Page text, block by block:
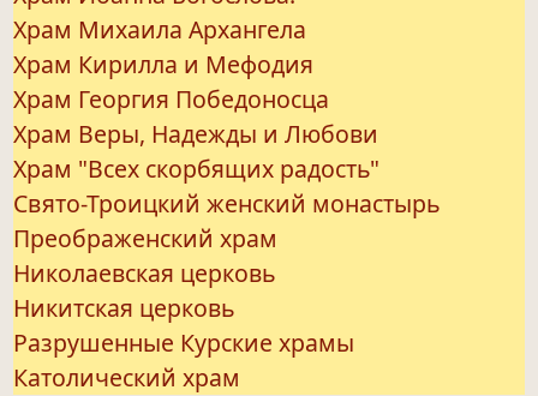
Храм Михаила Архангела
Храм Кирилла и Мефодия
Храм Георгия Победоносца
Храм Веры, Надежды и Любови
Храм "Всех скорбящих радость"
Свято-Троицкий женский монастырь
Преображенский храм
Николаевская церковь
Никитская церковь
Разрушенные Курские храмы
Католический храм